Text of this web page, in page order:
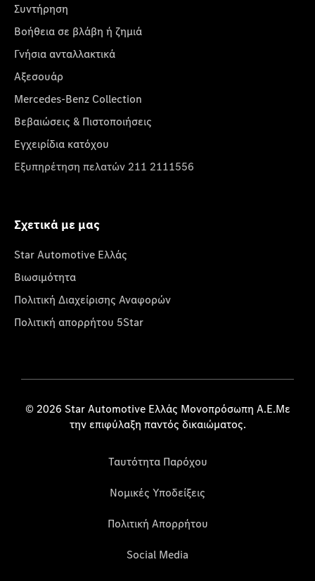
Συντήρηση
Βοήθεια σε βλάβη ή ζημιά
Γνήσια ανταλλακτικά
Αξεσουάρ
Mercedes-Benz Collection
Βεβαιώσεις & Πιστοποιήσεις
Εγχειρίδια κατόχου
Εξυπηρέτηση πελατών 211 2111556
Σχετικά με μας
Star Automotive Ελλάς
Βιωσιμότητα
Πολιτική Διαχείρισης Αναφορών
Πολιτική απορρήτου 5Star
© 2026 Star Automotive Ελλάς Μονοπρόσωπη Α.Ε.Με
την επιφύλαξη παντός δικαιώματος.
Ταυτότητα Παρόχου
Νομικές Υποδείξεις
Πολιτική Απορρήτου
Social Media